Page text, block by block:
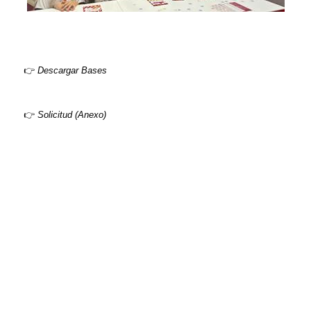
👉 Descargar Bases
👉 Solicitud (Anexo)